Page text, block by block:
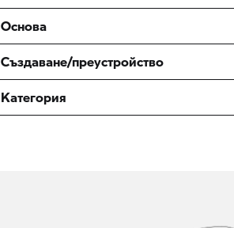
Основа
Създаване/преустройство
Категория